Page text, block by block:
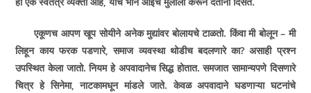
एकूणच आपण खूप सोयीने अनेक मुद्यांवर बोलायचे टाळतो. किंवा मी बोलून – मी
लिहून काय फरक पडणारे, समाज व्यवस्था थोडीच बदलणारे का? असाही प्रश्‍न
उपस्थित केला जातो. नियम हे अपवादानेच सिद्ध होतात. समजात सामान्यपणे दिसणारे
चित्र हे सिनेमा, नाटकामधून मांडले जाते. केवळ अपवादाने घडणाऱ्या घटनांचे